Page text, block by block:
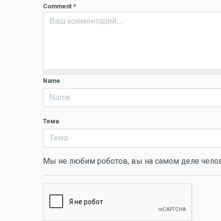
Comment *
Name
Тема
Мы не любим роботов, вы на самом деле